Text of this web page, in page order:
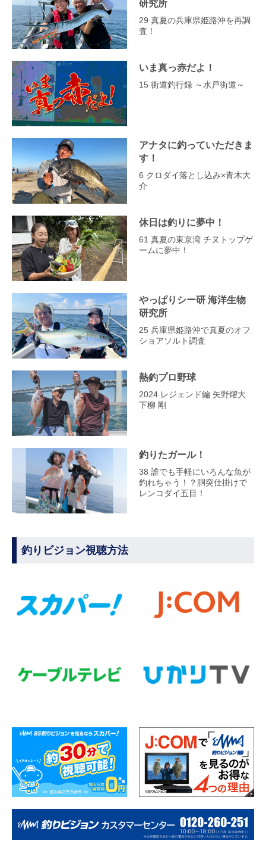
研究所
29 真夏の兵庫県姫路沖を再調
査！
いま真っ赤だよ！
15 街道釣行録 ～水戸街道～
アナタに釣っていただきま
す！
6 クロダイ落とし込み×青木大
介
休日は釣りに夢中！
61 真夏の東京湾 チヌトップゲ
ームに夢中！
やっぱりシー研 海洋生物
研究所
25 兵庫県姫路沖で真夏のオフ
ショアソルト調査
熱釣プロ野球
2024 レジェンド編 矢野燿大
下柳 剛
釣りたガール！
38 誰でも手軽にいろんな魚が
釣れちゃう！？胴突仕掛けで
レンコダイ五目！
釣りビジョン視聴方法